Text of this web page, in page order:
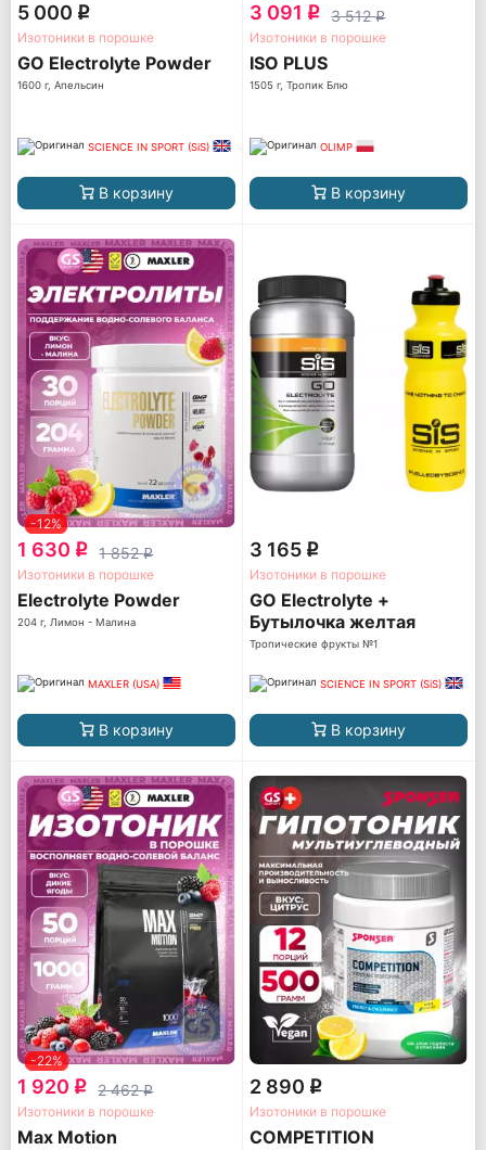
5 000 q
Изотоники в порошке
GO Electrolyte Powder
1600 г, Апельсин
SCIENCE IN SPORT (SiS)
В корзину
3 091 q 3 512q
Изотоники в порошке
ISO PLUS
1505 г, Тропик Блю
OLIMP
В корзину
-12%
1 630 q 1 852q
Изотоники в порошке
Electrolyte Powder
204 г, Лимон - Малина
MAXLER (USA)
В корзину
3 165 q
Изотоники в порошке
GO Electrolyte +
Бутылочка желтая
Тропические фрукты №1
SCIENCE IN SPORT (SiS)
В корзину
-22%
1 920 q 2 462q
Изотоники в порошке
Max Motion
2 890 q
Изотоники в порошке
COMPETITION